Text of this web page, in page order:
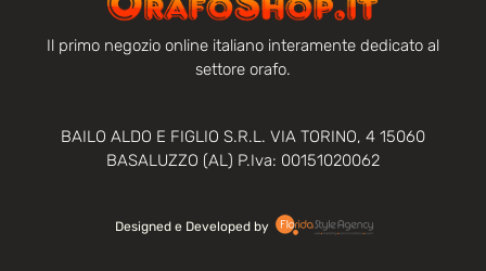
Il primo negozio online italiano interamente dedicato al
settore orafo.
BAILO ALDO E FIGLIO S.R.L. VIA TORINO, 4 15060
BASALUZZO (AL) P.Iva: 00151020062